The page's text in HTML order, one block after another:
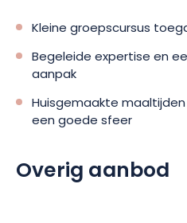
Kleine groepscursus
Begeleide expertise en
aanpak
Huisgemaakte
een goede sfeer
Overig aanbod